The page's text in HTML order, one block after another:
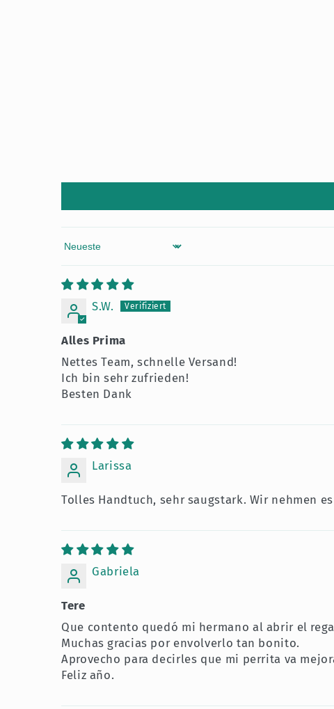
Sort by
S.W.
Alles Prima
Nettes Team, schnelle Versand!
Ich bin sehr zufrieden!
Besten Dank
Larissa
Tolles Handtuch, sehr saugstark. Wir nehmen
Gabriela
Tere
Que contento quedó mi hermano al abrir el
Muchas gracias por envolverlo tan bonito.
Aprovecho para decirles que mi perrita va
Feliz año.